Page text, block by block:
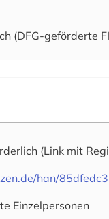
(DFG-geförderte
(Link mit
han/
Einzelpersonen